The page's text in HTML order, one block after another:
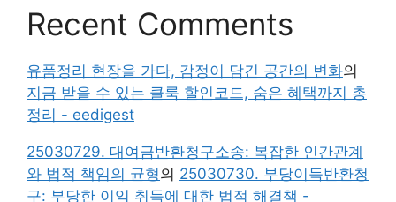
Recent Comments
유품정리 현장을 가다, 감정이 담긴 공간의 변화의
지금 받을 수 있는 클룩 할인코드, 숨은 혜택까지 총
정리 - eedigest
25030729. 대여금반환청구소송: 복잡한 인간관계
와 법적 책임의 균형의 25030730. 부당이득반환청
구: 부당한 이익 취득에 대한 법적 해결책 -